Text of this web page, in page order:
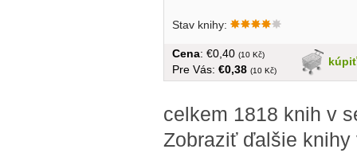
Stav knihy:
kúpiť
Cena: €0,40 (10 Kč)
Pre Vás: €0,38 (10 Kč)
celkem 1818 knih v
Zobraziť ďalšie